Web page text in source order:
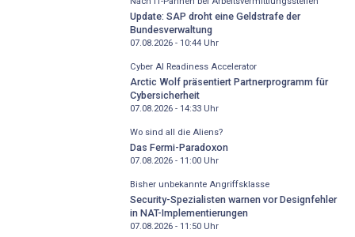
Update: SAP droht eine Geldstrafe der
Bundesverwaltung
07.08.2026 - 10:44Uhr
Cyber AI Readiness Accelerator
Arctic Wolf präsentiert Partnerprogramm für
Cybersicherheit
07.08.2026 - 14:33Uhr
Wo sind all die Aliens?
Das Fermi-Paradoxon
07.08.2026 - 11:00Uhr
Bisher unbekannte Angriffsklasse
Security-Spezialisten warnen vor Designfehler
in NAT-Implementierungen
07.08.2026 - 11:50Uhr